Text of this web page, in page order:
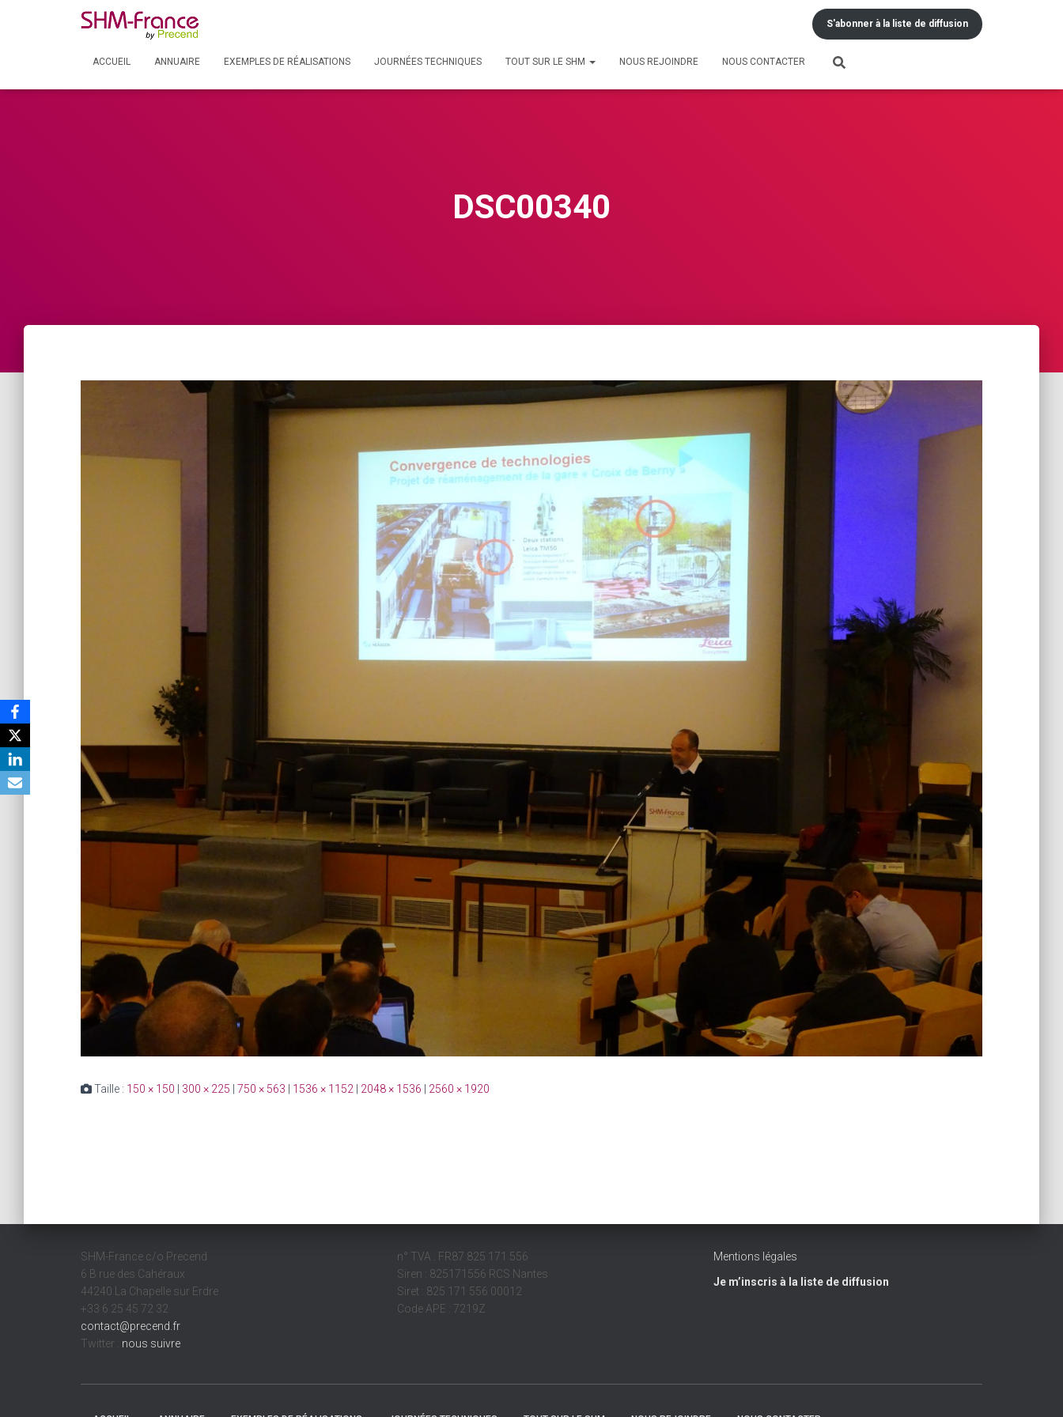
S'abonner à la liste de diffusion
ACCUEIL ANNUAIRE EXEMPLES DE RÉALISATIONS JOURNÉES TECHNIQUES TOUT SUR LE SHM NOUS REJOINDRE NOUS CONTACTER
DSC00340
Taille : 150 × 150 300 × 225 750 × 563 1536 × 1152 2048 × 1536 2560 × 1920
SHM-France c/o Precend
6 B rue des Cahéraux
44240 La Chapelle sur Erdre
+33 6 25 45 72 32
contact@precend.fr
Twitter : nous suivre
n° TVA : FR87 825 171 556
Siren : 825171556 RCS Nantes
Siret : 825 171 556 00012
Code APE : 7219Z
Mentions légales
Je m’inscris à la liste de diffusion